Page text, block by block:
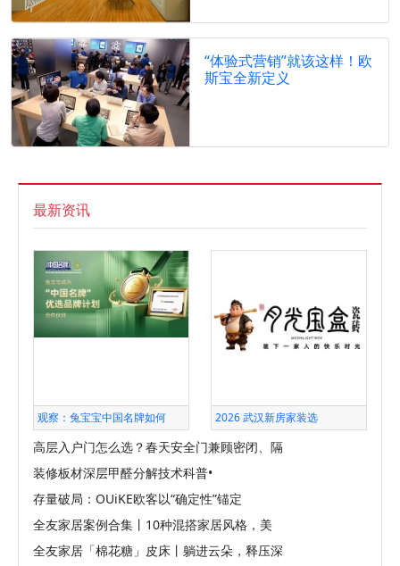
“体验式营销”就该这样！欧
斯宝全新定义
最新资讯
观察：兔宝宝中国名牌如何 2026 武汉新房家装选
高层入户门怎么选？春天安全门兼顾密闭、隔
装修板材深层甲醛分解技术科普•
存量破局：OUiKE欧客以“确定性”锚定
全友家居案例合集丨10种混搭家居风格，美
全友家居「棉花糖」皮床丨躺进云朵，释压深